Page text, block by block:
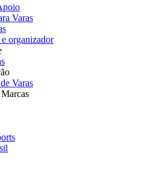
Varas
organizador
Varas